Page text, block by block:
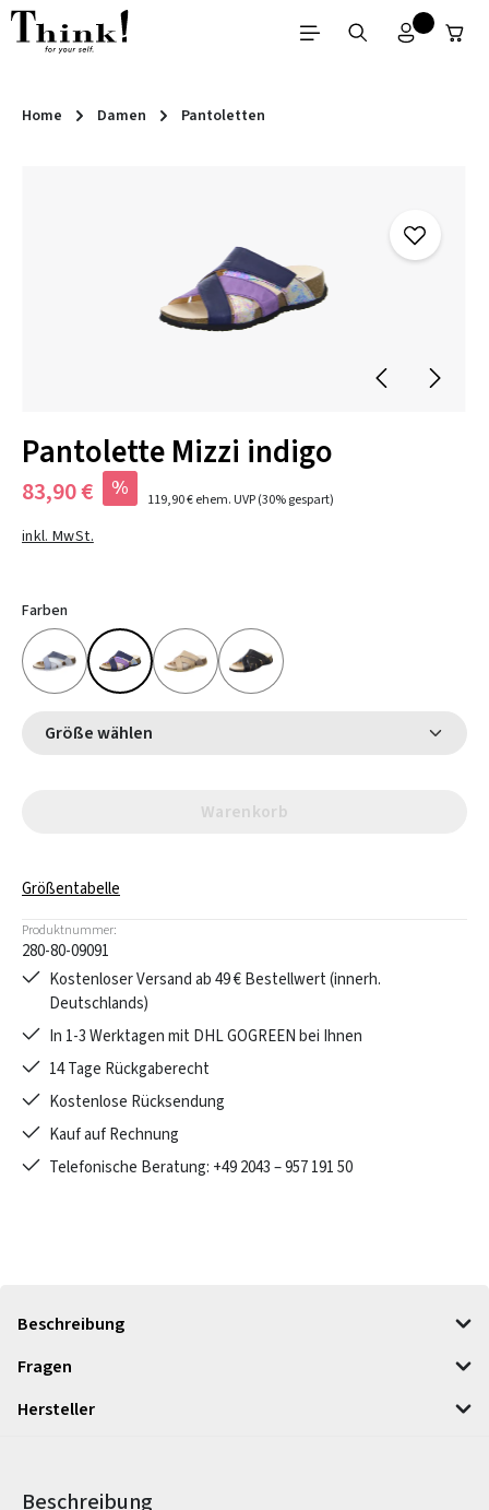
Zum Hauptinhalt springen
Home Damen Pantoletten
Pantolette Mizzi indigo
83,90 € % 119,90 €ehem. UVP(30% gespart)
inkl. MwSt.
Farben
Größe wählen
Warenkorb
Größentabelle
Produktnummer:
280-80-09091
Kostenloser Versand ab 49 € Bestellwert (innerh.
Deutschlands)
In 1-3 Werktagen mit DHL GOGREEN bei Ihnen
14 Tage Rückgaberecht
Kostenlose Rücksendung
Kauf auf Rechnung
Telefonische Beratung: +49 2043 – 957 191 50
Beschreibung
Fragen
Hersteller
Beschreibung